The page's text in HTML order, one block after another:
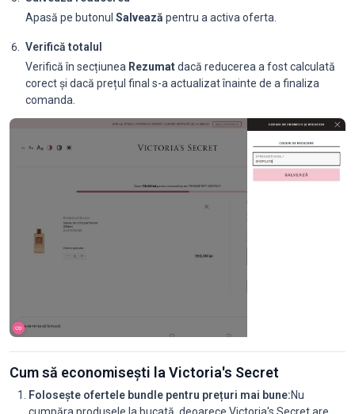
Apasă pe butonul Salvează pentru a activa oferta.
Verifică totalul
Verifică în secțiunea Rezumatdacă reducerea a fost calculată
corect și dacă prețul final s-a actualizat înainte de a finaliza
comanda.
Cum să economisești la Victoria's Secret
Folosește ofertele bundle pentru prețuri mai bune:Nu
cumpăra produsele la bucată, deoarece Victoria's Secret are